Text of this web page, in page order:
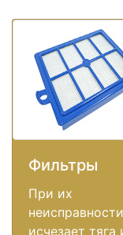
Фильтры
При их
неисправности
исчезает тяга